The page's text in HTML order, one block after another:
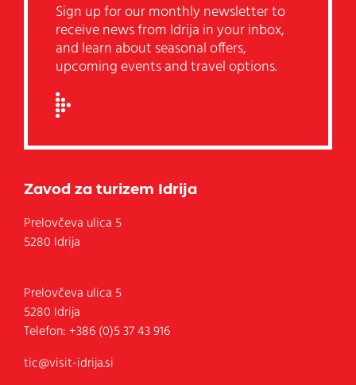
Sign up for our monthly newsletter to
receive news from Idrija in your inbox,
and learn about seasonal offers,
upcoming events and travel options.
Zavod za turizem Idrija
Prelovčeva ulica 5
5280 Idrija
Prelovčeva ulica 5
5280 Idrija
Telefon: +386 (0)5 37 43 916
tic@visit-idrija.si